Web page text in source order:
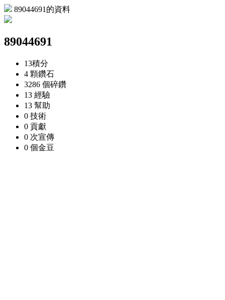
89044691的資料
89044691
13積分
4 顆鑽石
3286 個碎鑽
13 經驗
13 幫助
0 技術
0 貢獻
0 次宣傳
0 個金豆